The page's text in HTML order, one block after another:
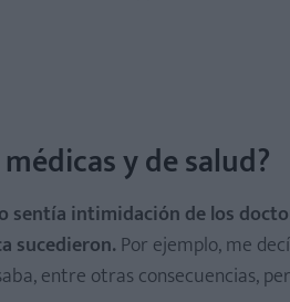
y de salud?
sentía intimidación de los
sucedieron. Por ejemplo, me
entre otras consecuencias,